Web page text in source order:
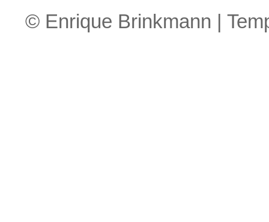
© Enrique Brinkmann |